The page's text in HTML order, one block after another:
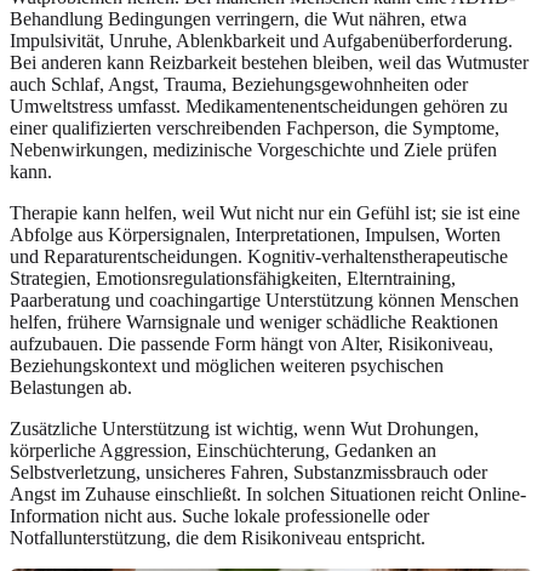
Behandlung Bedingungen verringern, die Wut nähren, etwa
Impulsivität, Unruhe, Ablenkbarkeit und Aufgabenüberforderung.
Bei anderen kann Reizbarkeit bestehen bleiben, weil das Wutmuster
auch Schlaf, Angst, Trauma, Beziehungsgewohnheiten oder
Umweltstress umfasst. Medikamentenentscheidungen gehören zu
einer qualifizierten verschreibenden Fachperson, die Symptome,
Nebenwirkungen, medizinische Vorgeschichte und Ziele prüfen
kann.
Therapie kann helfen, weil Wut nicht nur ein Gefühl ist; sie ist eine
Abfolge aus Körpersignalen, Interpretationen, Impulsen, Worten
und Reparaturentscheidungen. Kognitiv-verhaltenstherapeutische
Strategien, Emotionsregulationsfähigkeiten, Elterntraining,
Paarberatung und coachingartige Unterstützung können Menschen
helfen, frühere Warnsignale und weniger schädliche Reaktionen
aufzubauen. Die passende Form hängt von Alter, Risikoniveau,
Beziehungskontext und möglichen weiteren psychischen
Belastungen ab.
Zusätzliche Unterstützung ist wichtig, wenn Wut Drohungen,
körperliche Aggression, Einschüchterung, Gedanken an
Selbstverletzung, unsicheres Fahren, Substanzmissbrauch oder
Angst im Zuhause einschließt. In solchen Situationen reicht Online-
Information nicht aus. Suche lokale professionelle oder
Notfallunterstützung, die dem Risikoniveau entspricht.